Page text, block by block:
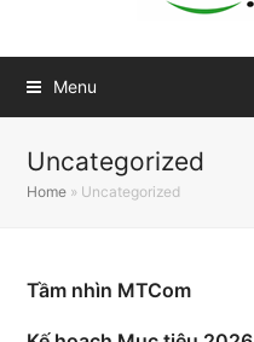
Menu
Uncategorized
Home » Uncategorized
Tầm nhìn MTCom